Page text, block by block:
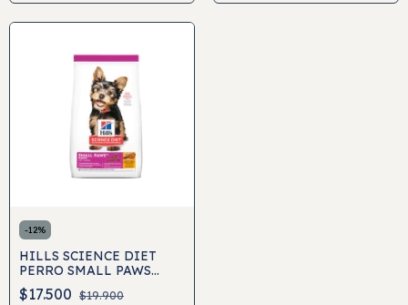
-12%
HILLS SCIENCE DIET
PERRO SMALL PAWS
PUPPY
$17.500 $19.900